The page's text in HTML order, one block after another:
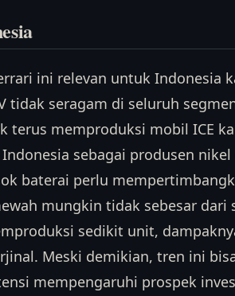
ini relevan untuk Indonesia
tidak seragam di seluruh
terus memproduksi mobil ICE
sebagai produsen
baterai perlu
mungkin tidak sebesar dari
sedikit unit,
Meski demikian, tren ini
mempengaruhi prospek